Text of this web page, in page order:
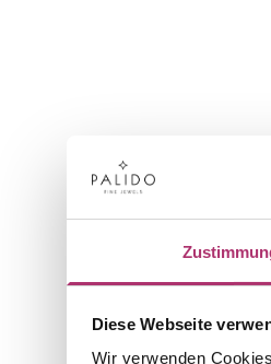
Diese Webseite
Wir verwenden